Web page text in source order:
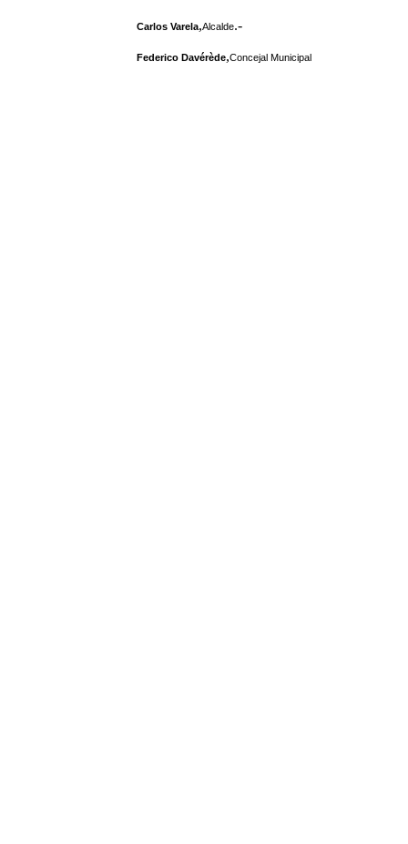
Carlos Varela,Alcalde.-
Federico Davérède,Concejal Municipal